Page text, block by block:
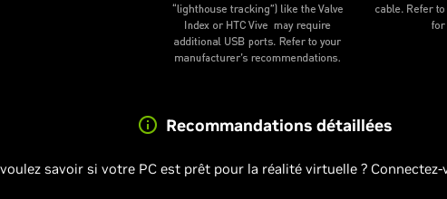
Recommandations détaillées
savoir si votre PC est prêt pour la réalité virtuelle ? Connectez-